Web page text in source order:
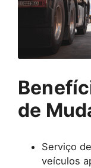
de
Serviço
veículos